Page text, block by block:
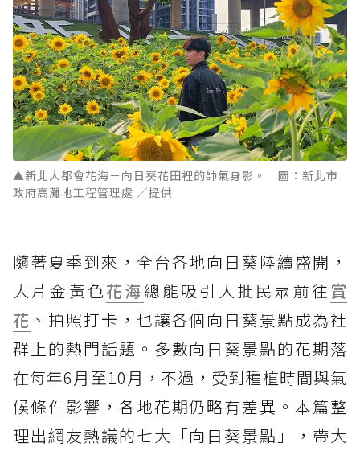
▲新北大都會花海－向日葵花田裡的帥氣身影。 圖：新北市
政府高灘地工程管理處 ／提供
隨著夏季到來，全台各地向日葵陸續盛開，
大片金黃色花海總能吸引大批民眾前往 賞
花 、拍照打卡，也讓各個向日葵景點成為社
群上的熱門話題。多數向日葵景點的花期落
在每年6月至10月，不過，受到種植時間與氣
候條件影響，各地花期仍略有差異。本篇整
理出網友熱議的七大「向日葵景點」，帶大